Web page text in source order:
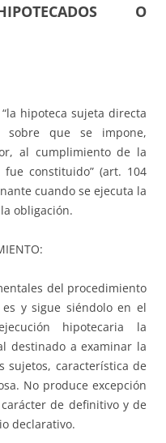
O
“la hipoteca sujeta directa
sobre que se impone,
al cumplimiento de la
constituido” (art. 104
cuando se ejecuta la
obligación.
del procedimiento
es y sigue siéndolo en el
hipotecaria la
destinado a examinar la
sujetos, característica de
No produce excepción
de definitivo y de
declarativo.